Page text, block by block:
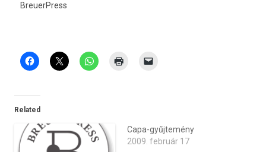
BreuerPress
Related
Capa-gyűjtemény
2009. február 17